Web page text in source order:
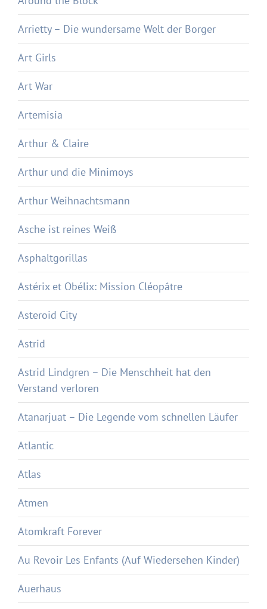
Arrietty – Die wundersame Welt der Borger
Art Girls
Art War
Artemisia
Arthur & Claire
Arthur und die Minimoys
Arthur Weihnachtsmann
Asche ist reines Weiß
Asphaltgorillas
Astérix et Obélix: Mission Cléopâtre
Asteroid City
Astrid
Astrid Lindgren – Die Menschheit hat den
Verstand verloren
Atanarjuat – Die Legende vom schnellen Läufer
Atlantic
Atlas
Atmen
Atomkraft Forever
Au Revoir Les Enfants (Auf Wiedersehen Kinder)
Auerhaus